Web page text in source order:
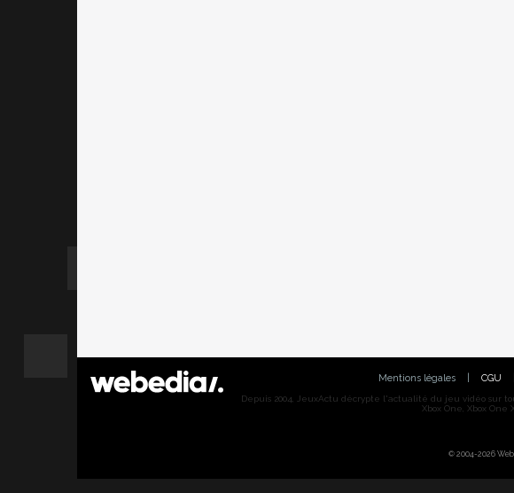
Mentions légales CGU
Depuis 2004, JeuxActu décrypte l'actualité du jeu vidéo sur
Xbox One, Xbox One
© 2004-2026